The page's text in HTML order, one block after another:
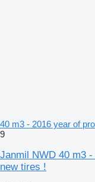
40 m3 - 2016 year of
9
Janmil NWD 40 m3
new tires !